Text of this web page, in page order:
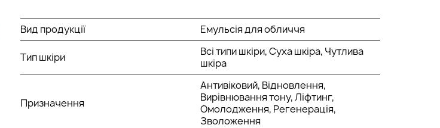
Вид продукції Емульсія для обличчя
Тип шкіри
Всі типи шкіри, Суха шкіра, Чутлива
шкіра
Призначення
Антивіковий, Відновлення,
Вирівнювання тону, Ліфтинг,
Омолодження, Регенерація,
Зволоження